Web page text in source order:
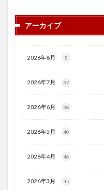
アーカイブ
2026年8月 8
2026年7月 37
2026年6月 38
2026年5月 40
2026年4月 46
2026年3月 45